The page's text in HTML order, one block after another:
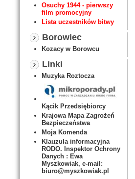
Osuchy 1944 - pierwszy
film promocyjny
Lista uczestników bitwy
Borowiec
Kozacy w Borowcu
Linki
Muzyka Roztocza
Kącik Przedsiębiorcy
Krajowa Mapa Zagrożeń
Bezpieczeństwa
Moja Komenda
Klauzula informacyjna
RODO. Inspektor Ochrony
Danych : Ewa
Myszkowiak, e-mail:
biuro@myszkowiak.pl